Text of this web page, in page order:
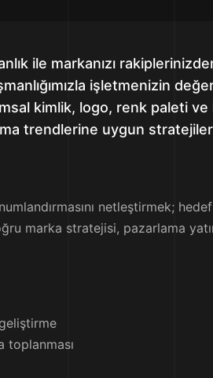
ile markanızı
işletmenizin
kimlik, logo, renk paleti ve
trendlerine uygun
netleştirmek;
marka stratejisi, pazarlama
toplanması